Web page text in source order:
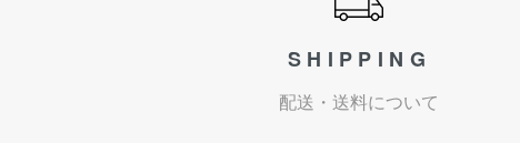
SHIPPING
配送・送料について